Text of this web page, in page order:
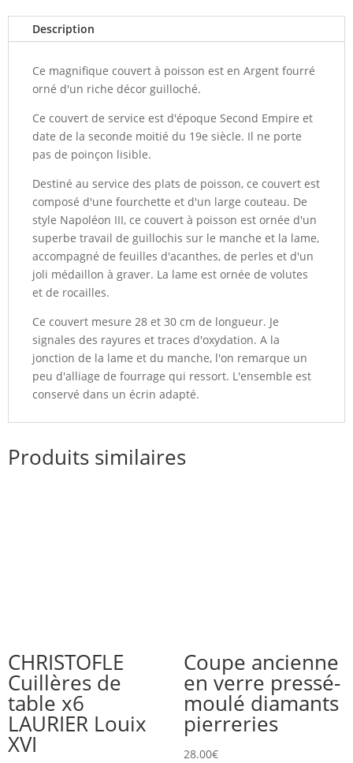
Description
Ce magnifique couvert à poisson est en Argent fourré
orné d'un riche décor guilloché.
Ce couvert de service est d'époque Second Empire et
date de la seconde moitié du 19e siècle. Il ne porte
pas de poinçon lisible.
Destiné au service des plats de poisson, ce couvert est
composé d'une fourchette et d'un large couteau. De
style Napoléon III, ce couvert à poisson est ornée d'un
superbe travail de guillochis sur le manche et la lame,
accompagné de feuilles d'acanthes, de perles et d'un
joli médaillon à graver. La lame est ornée de volutes
et de rocailles.
Ce couvert mesure 28 et 30 cm de longueur. Je
signales des rayures et traces d'oxydation. A la
jonction de la lame et du manche, l'on remarque un
peu d'alliage de fourrage qui ressort. L'ensemble est
conservé dans un écrin adapté.
Produits similaires
CHRISTOFLE
Cuillères de
table x6
LAURIER Louix
XVI
Coupe ancienne
en verre pressé-
moulé diamants
pierreries
28.00€